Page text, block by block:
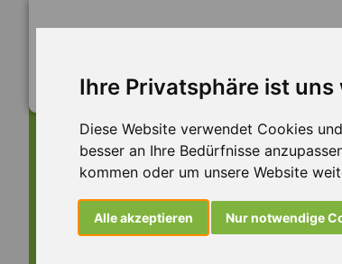
Ihre Privatsphäre ist
Diese Website verwendet Cookies
besser an Ihre Bedürfnisse
kommen oder um unsere Website
Alle akzeptieren Nur notwendige
Dieser Job ist
... aber vielleicht ist hier